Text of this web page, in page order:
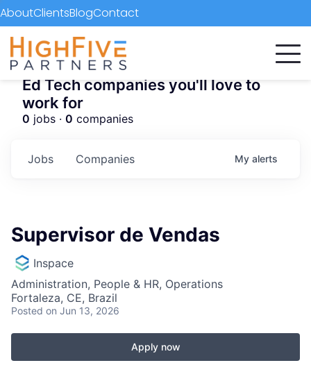
AboutClientsBlogContact
Ed Tech companies you'll love to
work for
0 jobs · 0 companies
Jobs Companies My alerts
Supervisor de Vendas
Inspace
Administration, People & HR, Operations
Fortaleza, CE, Brazil
Posted on Jun 13, 2026
Apply now